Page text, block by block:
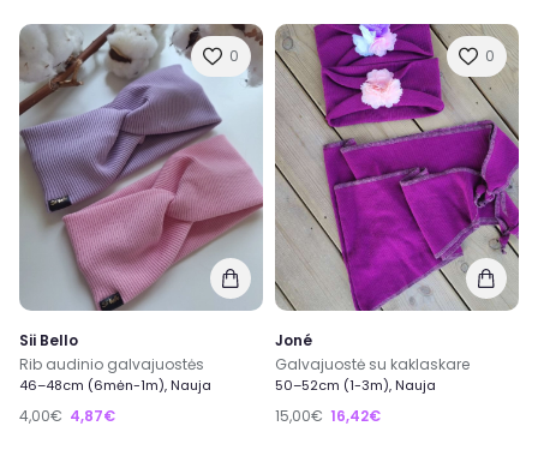
0
Sii Bello
Rib audinio galvajuostės
46–48cm (6mėn-1m), Nauja
4,00€ 4,87€
0
Joné
Galvajuostė su kaklaskare
50–52cm (1-3m), Nauja
15,00€ 16,42€